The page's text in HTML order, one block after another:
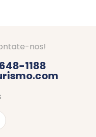
nos!
1188